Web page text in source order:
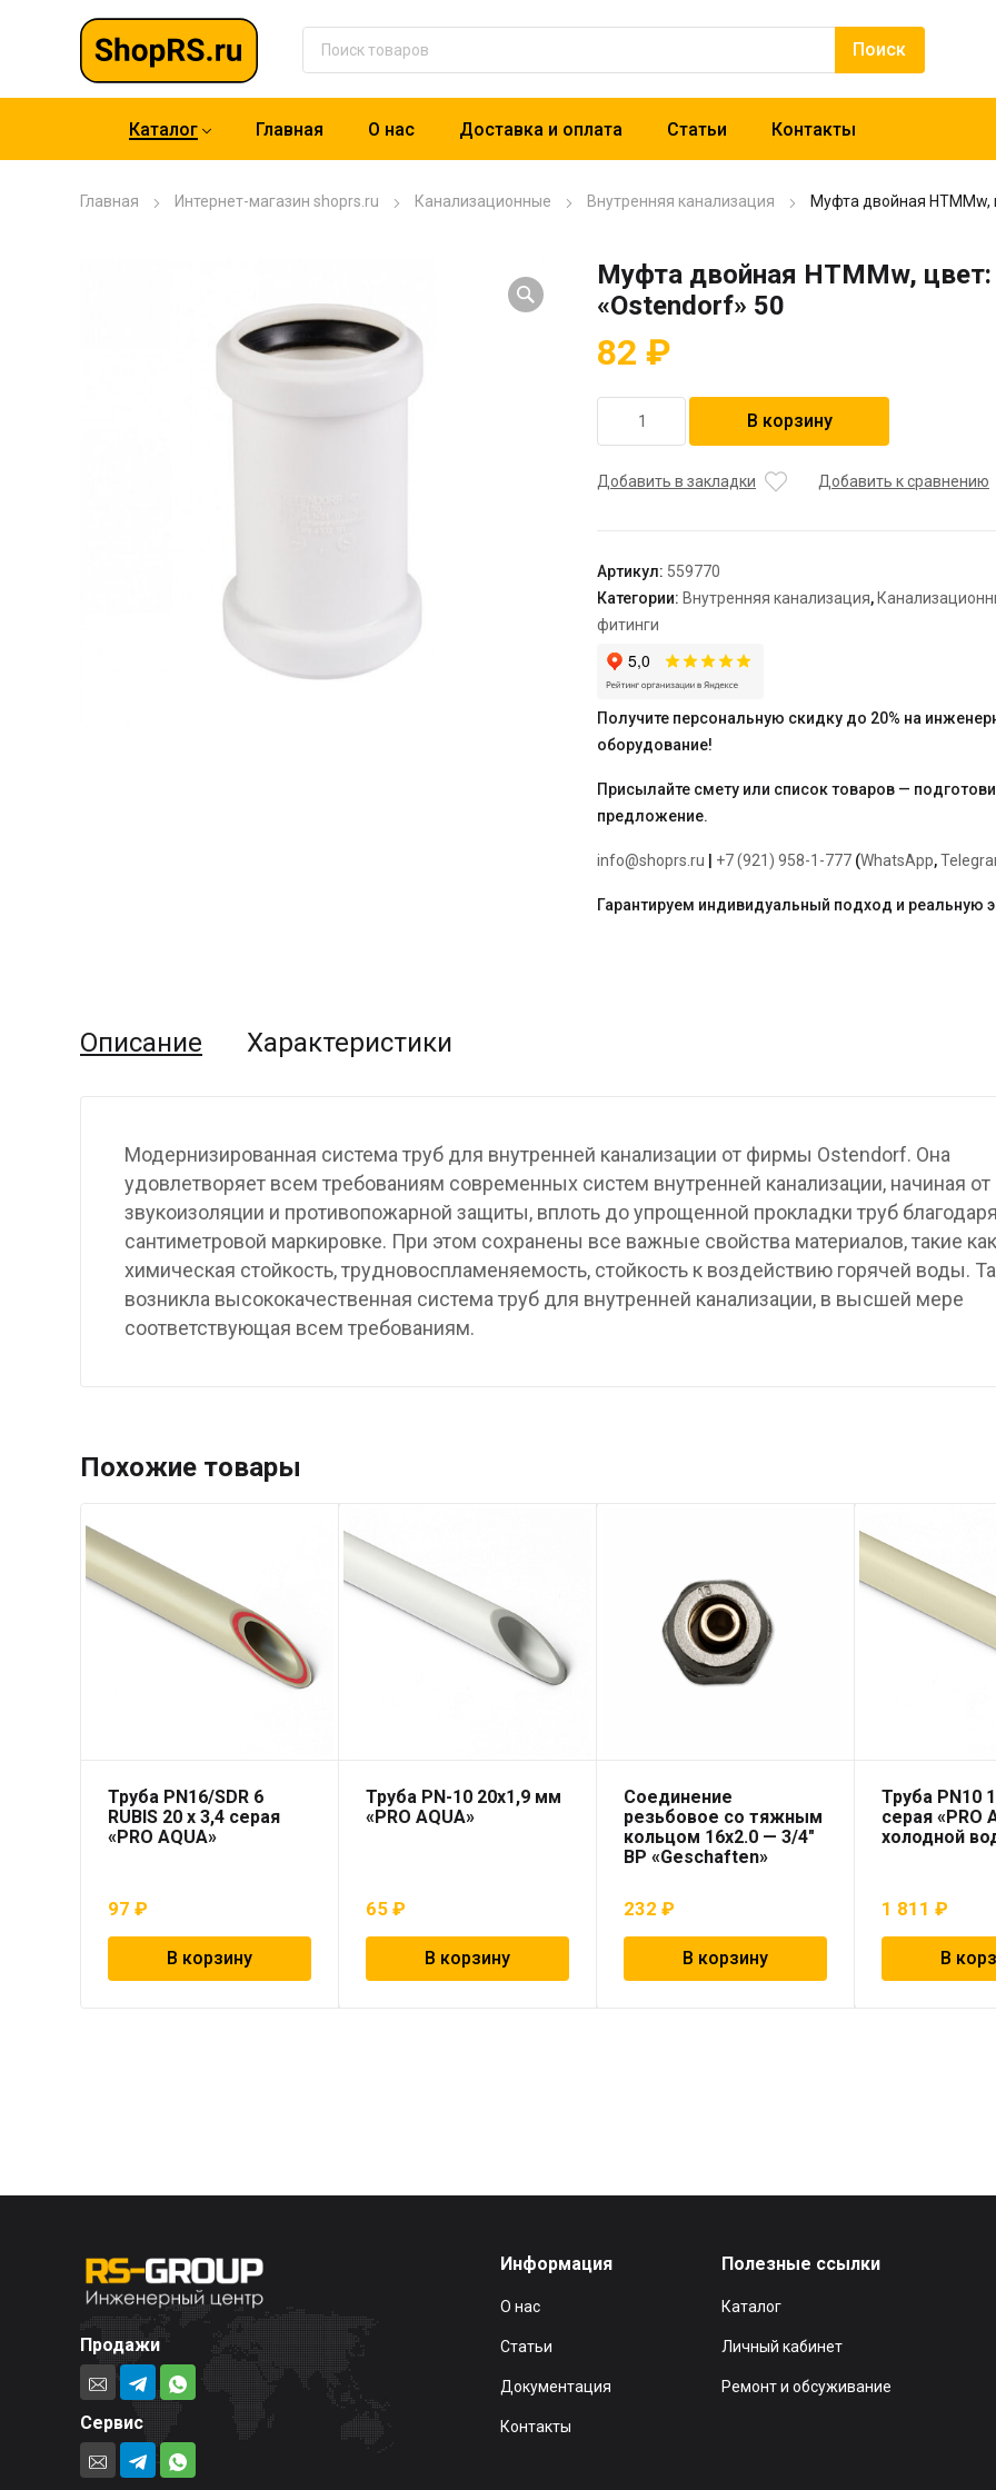
Каталог Главная О нас Доставка и оплата Статьи Контакты
Главная Интернет-магазин shoprs.ru Канализационные Внутренняя канализация Муфта двойная
Муфта двойная HTMMw,
«Ostendorf» 50
82 ₽
товара
двойная
"Ostendorf"
50
В корзину
Добавить в закладки Добавить к сравнению
Артикул: 559770
Категории: Внутренняя канализация,
фитинги
Получите персональную скидку до 20% на
оборудование!
Присылайте смету или список товаров —
предложение.
info@shoprs.ru +7 (921) 958-1-777 (WhatsApp,
Гарантируем индивидуальный подход и реальную
Описание Характеристики
Модернизированная система труб для внутренней канализации от фирмы Ostendorf. Она
удовлетворяет всем требованиям современных систем внутренней канализации, начиная от
звукоизоляции и противопожарной защиты, вплоть до упрощенной прокладки труб благодаря
сантиметровой маркировке. При этом сохранены все важные свойства материалов, такие как
химическая стойкость, трудновоспламеняемость, стойкость к воздействию горячей воды.
возникла высококачественная система труб для внутренней канализации, в высшей мере
соответствующая всем требованиям.
Похожие товары
Труба PN16/SDR 6
RUBIS 20 x 3,4 серая
«PRO AQUA»
97 ₽
В корзину
Труба PN-10 20х1,9 мм
«PRO AQUA»
65₽
В корзину
Соединение
резьбовое со тяжным
кольцом 16х2.0 — 3/4″
ВР «Geschaften»
232₽
В корзину
Труба PN10
серая «PRO
холодной
1 811₽
В
Продажи
Сервис
Информация
О нас
Статьи
Документация
Контакты
Полезные ссылки
Каталог
Личный кабинет
Ремонт и обсуживание